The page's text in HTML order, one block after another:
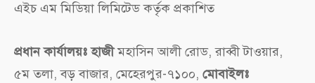
এইচ এম মিডিয়া লিমিটেড কর্তৃক প্রকাশিত
প্রধান কার্যালয়ঃ হাজীমহাসিন আলী রোড, রাব্বী টাওয়ার,
৫ম তলা, বড় বাজার, মেহেরপুর-৭১০০, মোবাইলঃ